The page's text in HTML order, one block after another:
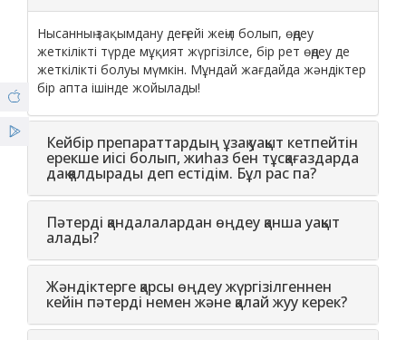
ФИЛИАЛ ТУРАЛЫ
Бөлім
Қызметтер
Жеңілдіктер
Жаңалықтар
© Copyright 2019 - nce.kz - all rights reserved.
Нысанның зақымдану деңгейі жеңіл болып, өңдеу
жеткілікті түрде мұқият жүргізілсе, бір рет өңдеу де
жеткілікті болуы мүмкін. Мұндай жағдайда жәндіктер
бір апта ішінде жойылады!
Кейбір препараттардың ұзақ уақыт кетпейтін
ерекше иісі болып, жиһаз бен тұсқағаздарда
дақ қалдырады деп естідім. Бұл рас па?
Пәтерді қандалалардан өңдеу қанша уақыт
алады?
Жәндіктерге қарсы өңдеу жүргізілгеннен
кейін пәтерді немен және қалай жуу керек?